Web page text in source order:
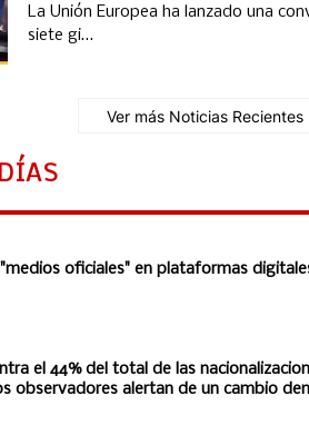
La Unión Europea ha lanzado una
siete gi…
Ver más Noticias Recientes
oficiales" en plataformas
el 44% del total de las
observadores alertan de un cambio